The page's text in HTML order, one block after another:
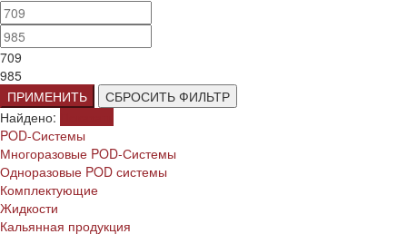
709
985
ПРИМЕНИТЬ
СБРОСИТЬ ФИЛЬТР
Найдено:
POD-Системы
Многоразовые POD-Системы
Одноразовые POD системы
Комплектующие
Жидкости
Кальянная продукция